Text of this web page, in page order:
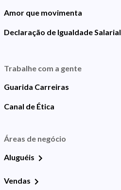
Amor que movimenta
Declaração de Igualdade Salarial
Trabalhe com a gente
Guarida Carreiras
Canal de Ética
Áreas de negócio
Aluguéis
Vendas